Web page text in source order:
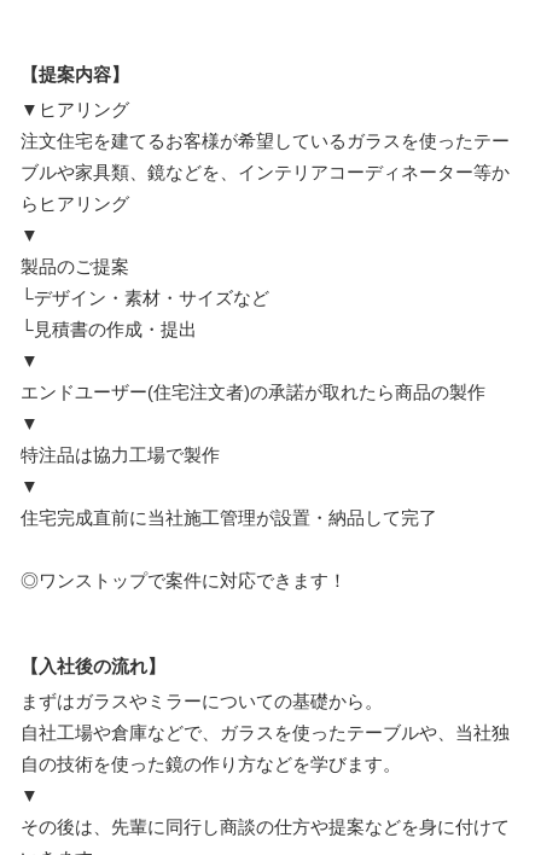
【提案内容】
▼ヒアリング
注文住宅を建てるお客様が希望しているガラスを使ったテー
ブルや家具類、鏡などを、インテリアコーディネーター等か
らヒアリング
▼
製品のご提案
└デザイン・素材・サイズなど
└見積書の作成・提出
▼
エンドユーザー(住宅注文者)の承諾が取れたら商品の製作
▼
特注品は協力工場で製作
▼
住宅完成直前に当社施工管理が設置・納品して完了
◎ワンストップで案件に対応できます！
【入社後の流れ】
まずはガラスやミラーについての基礎から。
自社工場や倉庫などで、ガラスを使ったテーブルや、当社独
自の技術を使った鏡の作り方などを学びます。
▼
その後は、先輩に同行し商談の仕方や提案などを身に付けて